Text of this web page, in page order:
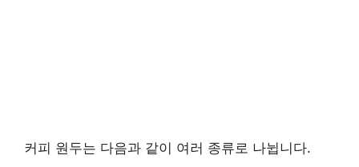
커피 원두는 다음과 같이 여러 종류로 나뉩니다.